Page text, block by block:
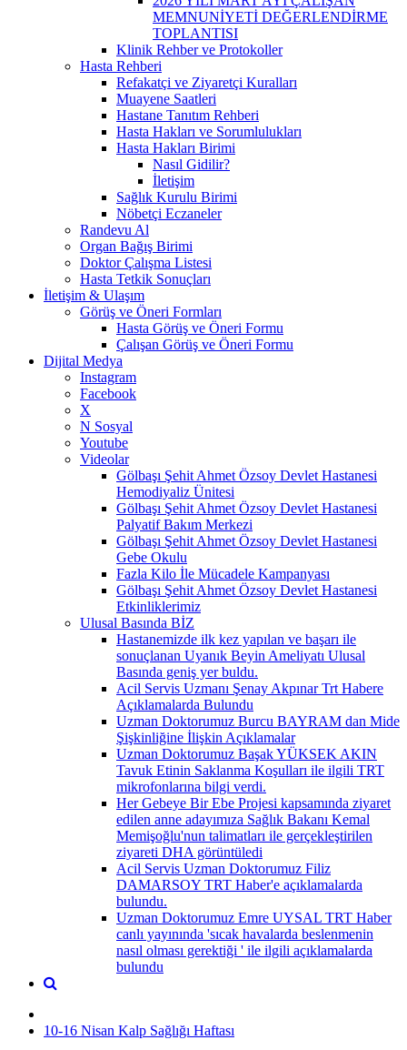
MEMNUNİYETİ DEĞERLENDİRME
TOPLANTISI
Klinik Rehber ve Protokoller
Hasta Rehberi
Refakatçi ve Ziyaretçi Kuralları
Muayene Saatleri
Hastane Tanıtım Rehberi
Hasta Hakları ve Sorumlulukları
Hasta Hakları Birimi
Nasıl Gidilir?
İletişim
Sağlık Kurulu Birimi
Nöbetçi Eczaneler
Randevu Al
Organ Bağış Birimi
Doktor Çalışma Listesi
Hasta Tetkik Sonuçları
İletişim & Ulaşım
Görüş ve Öneri Formları
Hasta Görüş ve Öneri Formu
Çalışan Görüş ve Öneri Formu
Dijital Medya
Instagram
Facebook
X
N Sosyal
Youtube
Videolar
Gölbaşı Şehit Ahmet Özsoy Devlet Hastanesi
Hemodiyaliz Ünitesi
Gölbaşı Şehit Ahmet Özsoy Devlet Hastanesi
Palyatif Bakım Merkezi
Gölbaşı Şehit Ahmet Özsoy Devlet Hastanesi
Gebe Okulu
Fazla Kilo İle Mücadele Kampanyası
Gölbaşı Şehit Ahmet Özsoy Devlet Hastanesi
Etkinliklerimiz
Ulusal Basında BİZ
Hastanemizde ilk kez yapılan ve başarı ile
sonuçlanan Uyanık Beyin Ameliyatı Ulusal
Basında geniş yer buldu.
Acil Servis Uzmanı Şenay Akpınar Trt Habere
Açıklamalarda Bulundu
Uzman Doktorumuz Burcu BAYRAM dan Mide
Şişkinliğine İlişkin Açıklamalar
Uzman Doktorumuz Başak YÜKSEK AKIN
Tavuk Etinin Saklanma Koşulları ile ilgili TRT
mikrofonlarına bilgi verdi.
Her Gebeye Bir Ebe Projesi kapsamında ziyaret
edilen anne adayımıza Sağlık Bakanı Kemal
Memişoğlu'nun talimatları ile gerçekleştirilen
ziyareti DHA görüntüledi
Acil Servis Uzman Doktorumuz Filiz
DAMARSOY TRT Haber'e açıklamalarda
bulundu.
Uzman Doktorumuz Emre UYSAL TRT Haber
canlı yayınında 'sıcak havalarda beslenmenin
nasıl olması gerektiği ' ile ilgili açıklamalarda
bulundu
10-16 Nisan Kalp Sağlığı Haftası